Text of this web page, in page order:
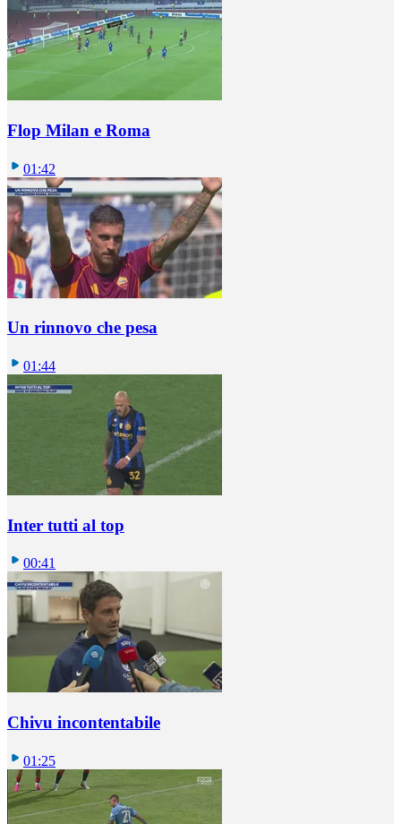
Flop Milan e Roma
01:42
Un rinnovo che pesa
01:44
Inter tutti al top
00:41
Chivu incontentabile
01:25